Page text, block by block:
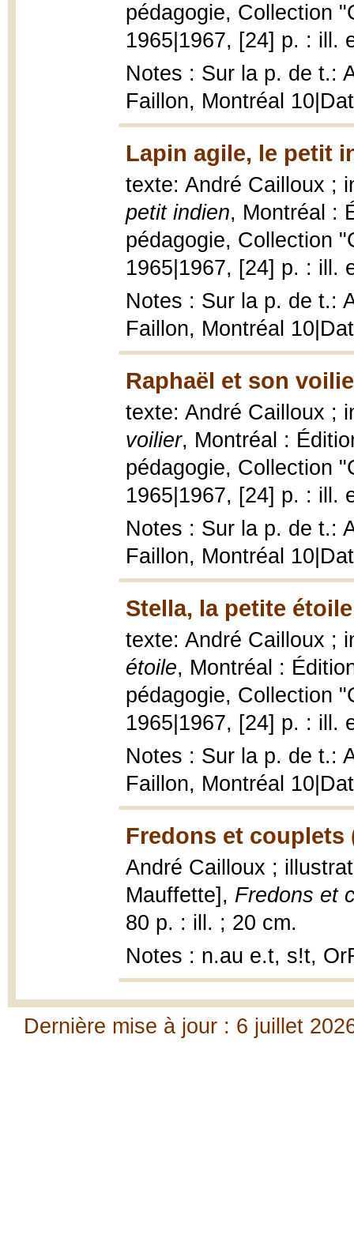
pédagogie, Collection
1965|1967, [24] p. : ill.
Notes : Sur la p. de t.:
Faillon, Montréal
Lapin agile, le petit
texte: André Cailloux ;
petit indien, Montréal :
pédagogie, Collection
1965|1967, [24] p. : ill.
Notes : Sur la p. de t.:
Faillon, Montréal
Raphaël et son
texte: André Cailloux ;
voilier, Montréal :
pédagogie, Collection
1965|1967, [24] p. : ill.
Notes : Sur la p. de t.:
Faillon, Montréal
Stella, la petite
texte: André Cailloux ;
étoile, Montréal :
pédagogie, Collection
1965|1967, [24] p. : ill.
Notes : Sur la p. de t.:
Faillon, Montréal
Fredons et couplets
André Cailloux ;
Mauffette], Fredons et
80 p. : ill. ; 20 cm.
Notes : n.au e.t, s!t,
Dernière mise à jour : 6 juillet